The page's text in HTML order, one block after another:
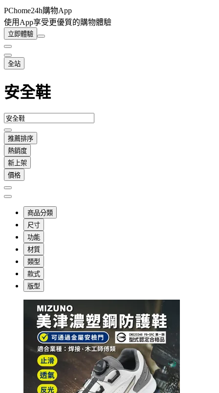
PChome24h購物App
使用App享受更優質的購物體驗
立即體驗
全站
安全鞋
推薦排序
熱銷度
新上架
價格
商品分類
尺寸
功能
材質
類型
款式
版型